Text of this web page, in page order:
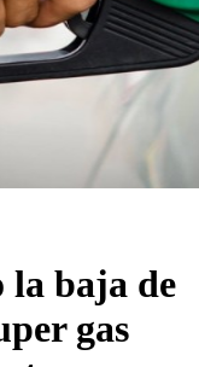
la baja de
gas